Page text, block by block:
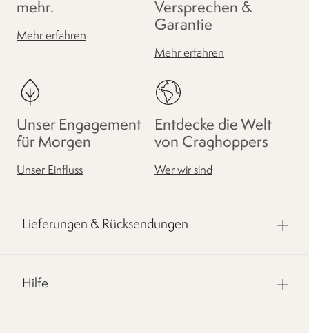
mehr.
Mehr erfahren
Versprechen &
Garantie
Mehr erfahren
Unser Engagement
für Morgen
Unser Einfluss
Entdecke die Welt
von Craghoppers
Wer wir sind
Lieferungen & Rücksendungen
Hilfe